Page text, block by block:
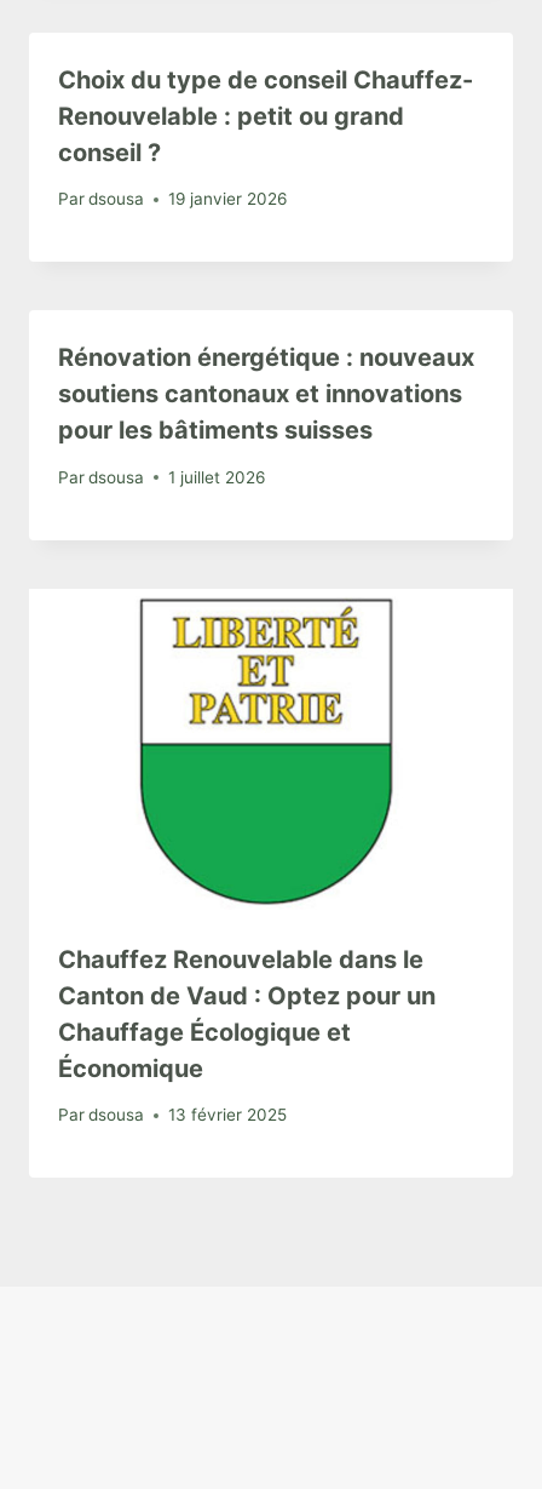
Choix du type de conseil Chauffez-
Renouvelable : petit ou grand
conseil ?
Pardsousa 19 janvier 2026
Rénovation énergétique : nouveaux
soutiens cantonaux et innovations
pour les bâtiments suisses
Pardsousa 1 juillet 2026
Chauffez Renouvelable dans le
Canton de Vaud : Optez pour un
Chauffage Écologique et
Économique
Pardsousa 13 février 2025